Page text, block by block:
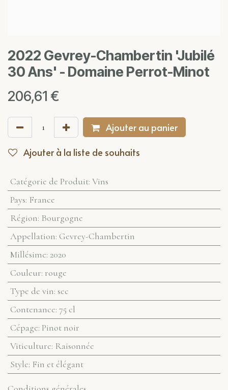
2022 Gevrey-Chambertin 'Jubilé
30 Ans' - Domaine Perrot-Minot
206,61 €
Ajouter au panier
Ajouter à la liste de souhaits
Catégorie de Produit: Vins
Pays: France
Région: Bourgogne
Appellation: Gevrey-Chambertin
Millésime: 2020
Couleur: rouge
Type de vin: sec
Contenance: 75 cl
Cépage: Pinot noir
Viticulture: Raisonnée
Style: Fin et élégant